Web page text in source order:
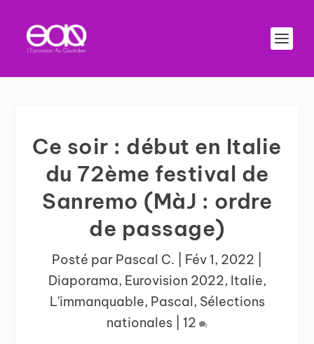
Ce soir : début en Italie
du 72ème festival de
Sanremo (MàJ : ordre
de passage)
Posté par Pascal C. Fév 1, 2022
Diaporama, Eurovision 2022, Italie,
L'immanquable, Pascal, Sélections
nationales
12